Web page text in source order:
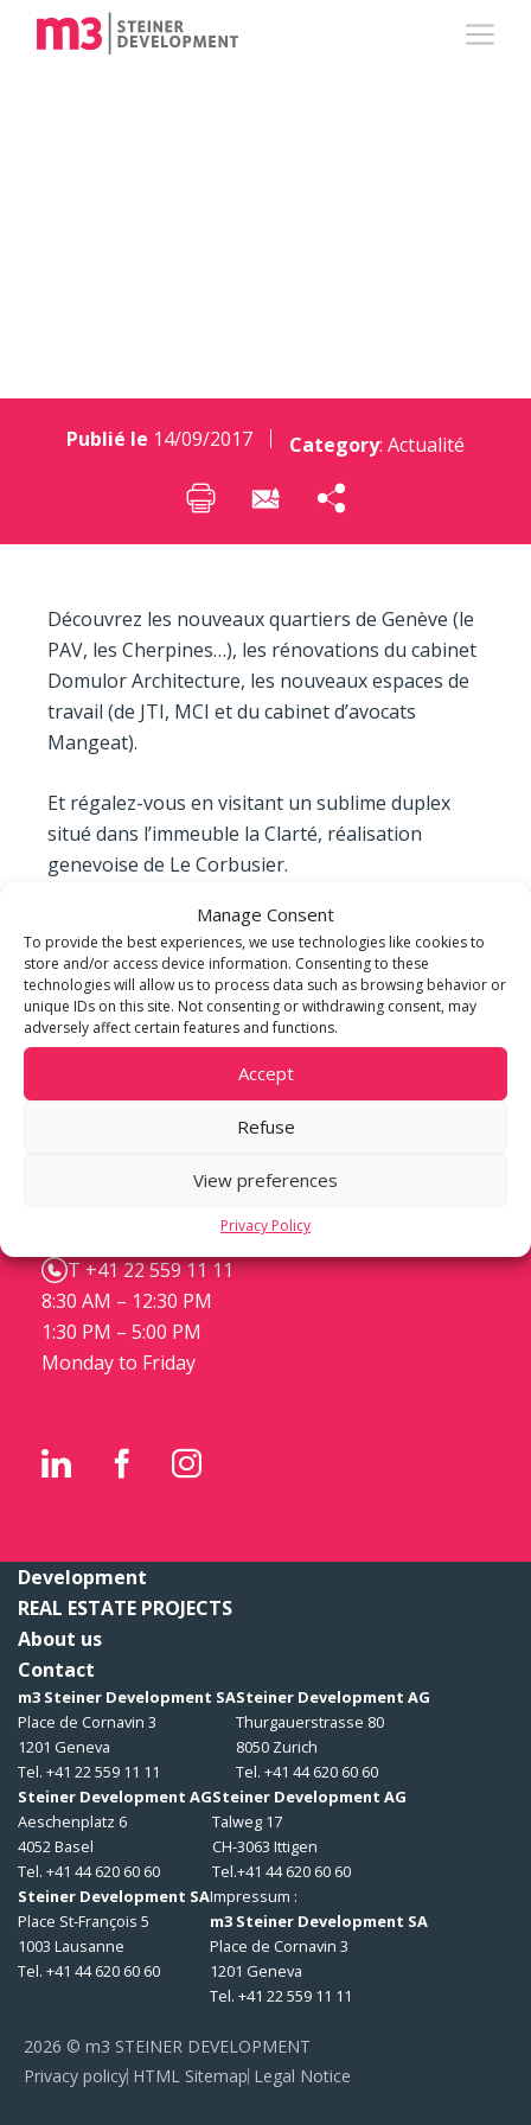
Manage Consent
To provide the best experiences, we use technologies like cookies to
store and/or access device information. Consenting to these
technologies will allow us to process data such as browsing behavior or
unique IDs on this site. Not consenting or withdrawing consent, may
adversely affect certain features and functions.
Accept
Refuse
View preferences
Privacy Policy
Publié le 14/09/2017 Category: Actualité
Découvrez les nouveaux quartiers de Genève (le
PAV, les Cherpines…), les rénovations du cabinet
Domulor Architecture, les nouveaux espaces de
travail (de JTI, MCI et du cabinet d’avocats
Mangeat).
Et régalez-vous en visitant un sublime duplex
situé dans l’immeuble la Clarté, réalisation
genevoise de Le Corbusier.
N’attendez plus et allez en kiosque !
flatmagazine.ch
m3 STEINER DEVELOPMENT
Place de Cornavin 3
T +41 22 559 11 11
8:30 AM – 12:30 PM
1:30 PM – 5:00 PM
Monday to Friday
Development
REAL ESTATE PROJECTS
About us
Contact
m3 Steiner Development SA
Place de Cornavin 3
1201 Geneva
Tel. +41 22 559 11 11
Steiner Development AG
Thurgauerstrasse 80
8050 Zurich
Tel. +41 44 620 60 60
Steiner Development AG
Aeschenplatz 6
4052 Basel
Tel. +41 44 620 60 60
Steiner Development AG
Talweg 17
CH-3063 Ittigen
Tel.+41 44 620 60 60
Steiner Development SA
Place St-François 5
1003 Lausanne
Tel. +41 44 620 60 60
Impressum :
m3 Steiner Development SA
Place de Cornavin 3
1201 Geneva
Tel. +41 22 559 11 11
2026 © m3 STEINER DEVELOPMENT
Privacy policy HTML Sitemap Legal Notice